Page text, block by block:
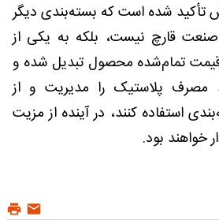
تأکید شده است که بسته‌بندی دیگر
قارچ نیست، بلکه به یکی از
قیمت تمام‌شده محصول تبدیل شده و
مصرف پلاستیک را مدیریت و از
استفاده کنند، در آینده از مزیت
خواهند بود.